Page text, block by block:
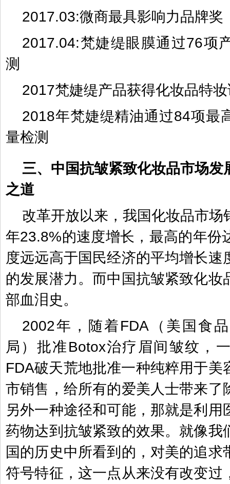
2017.03:微商最具影响力品牌奖
2017.04:梵婕缇眼膜通过76项
测
2017梵婕缇产品获得化妆品特
2018年梵婕缇精油通过84项最
量检测
三、中国抗皱紧致化妆品市场发
之道
改革开放以来，我国化妆品市场
年23.8%的速度增长，最高的年份
度远远高于国民经济的平均增长速
的发展潜力。而中国抗皱紧致化妆
部血泪史。
2002年，随着FDA（美国食
局）批准Botox治疗眉间皱纹，
FDA破天荒地批准一种纯粹用于美
市销售，给所有的爱美人士带来了
另外一种途径和可能，那就是利用
药物达到抗皱紧致的效果。就像我
国的历史中所看到的，对美的追求
符号特征，这一点从来没有改变过